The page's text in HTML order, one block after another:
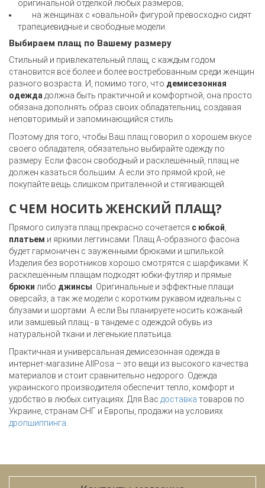
оригинальной отделкой любых размеров;
на женщинах с «овальной» фигурой превосходно сидят
трапециевидные и свободные модели.
Выбираем плащ по Вашему размеру
Стильный и привлекательный плащ, с каждым годом
становится всё более и более востребованным среди женщин
разного возраста. И, помимо того, что демисезонная
одежда должна быть практичной и комфортной, она просто
обязана дополнять образ своих обладательниц, создавая
неповторимый и запоминающийся стиль.
Поэтому для того, чтобы Ваш плащ говорил о хорошем вкусе
своего обладателя, обязательно выбирайте одежду по
размеру. Если фасон свободный и расклешённый, плащ не
должен казаться большим. А если это прямой крой, не
покупайте вещь слишком приталенной и стягивающей.
С ЧЕМ НОСИТЬ ЖЕНСКИЙ ПЛАЩ?
Прямого силуэта плащ прекрасно сочетается с юбкой
платьем и яркими леггинсами. Плащ А-образного фасона
будет гармоничен с зауженными брюками и шпилькой.
Изделия без воротников хорошо смотрятся с шарфиками. К
расклешённым плащам подходят юбки-футляр и прямые
брюки либо джинсы Оригинальные и эффектные плащи
оверсайз, а так же модели с коротким рукавом идеальны с
блузами и шортами. А если Вы планируете носить кожаный
или замшевый плащ - в тандеме с одеждой обувь из
натуральной ткани и лёгенькие платьица.
Практичная и универсальная демисезонная одежда в
интернет-магазинеAll Posa – это вещи из высокого качества
материалов и стоит сравнительно недорого. Одежда
украинского производителя обеспечит тепло, комфорт и
удобство в любых ситуациях. Для Вас доставка товаров по
Украине, странам СНГ и Европы , продажи на условиях
дропшиппинга